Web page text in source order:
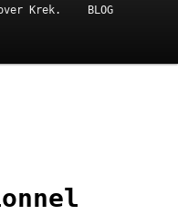
Krek. BLOG